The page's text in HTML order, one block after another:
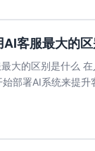
客服最大的
大的区别是什么
部署AI系统来提升